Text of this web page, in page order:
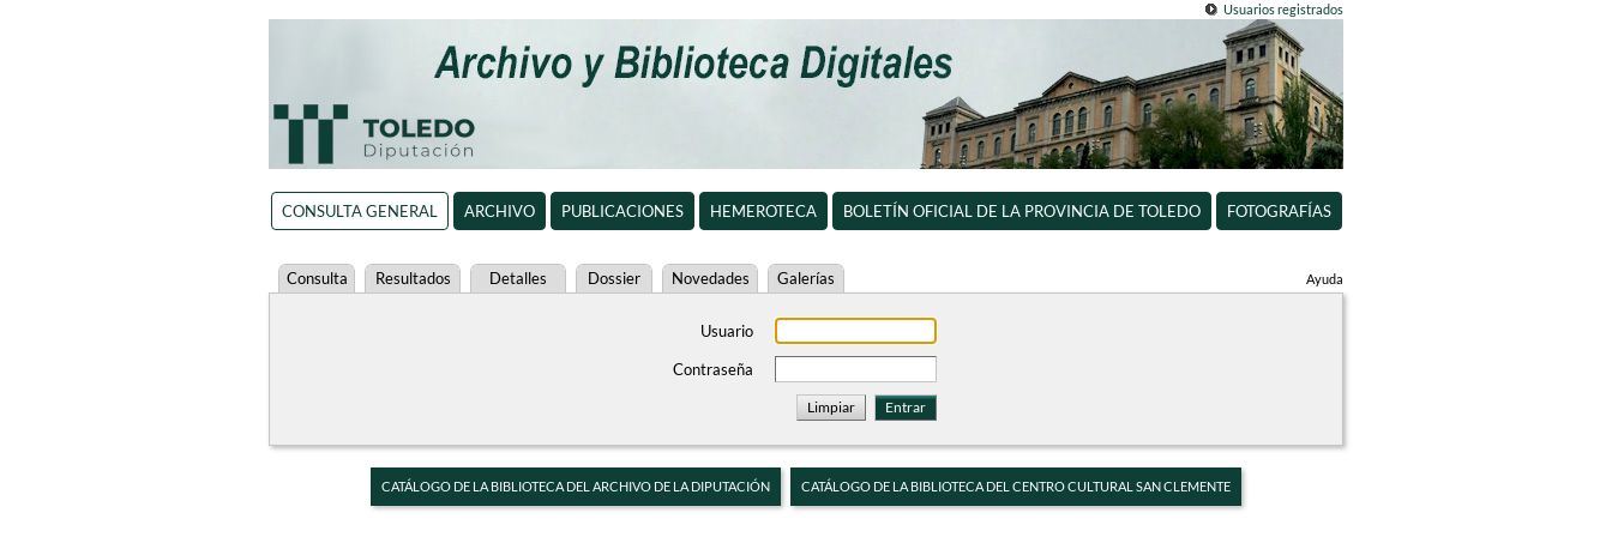
Usuarios registrados
CONSULTA GENERAL ARCHIVO PUBLICACIONES HEMEROTECA BOLETÍN OFICIAL DE LA PROVINCIA DE TOLEDO FOTOGRAFÍAS
Ayuda
Consulta Resultados Detalles Dossier Novedades Galerías
Usuario
Contraseña
CATÁLOGO DE LA BIBLIOTECA DEL ARCHIVO DE LA DIPUTACIÓN CATÁLOGO DE LA BIBLIOTECA DEL CENTRO CULTURAL SAN CLEMENTE